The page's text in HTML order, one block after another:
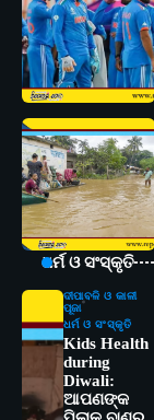
ଧର୍ମ ଓ ସଂସ୍କୃତି
ଦୀପାବଳି ଓ କାଳୀ
ପୂଜା
ଧର୍ମ ଓ ସଂସ୍କୃତି
Kids Health
during
Diwali:
ଆପଣଙ୍କ